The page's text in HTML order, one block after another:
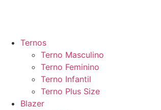
Ternos
Terno Masculino
Terno Feminino
Terno Infantil
Terno Plus Size
Blazer